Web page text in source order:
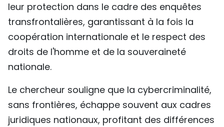
leur protection dans le cadre des enquêtes
transfrontalières, garantissant à la fois la
coopération internationale et le respect des
droits de l'homme et de la souveraineté
nationale.
Le chercheur souligne que la cybercriminalité,
sans frontières, échappe souvent aux cadres
juridiques nationaux, profitant des différences